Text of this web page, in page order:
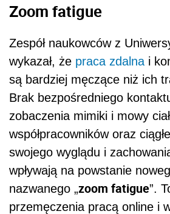
Zoom fatigue
Zespół naukowców z
wykazał, że praca zdalna i
są bardziej męczące niż ich
Brak bezpośredniego
zobaczenia mimiki i mowy
współpracowników oraz
swojego wyglądu i
wpływają na powstanie
nazwanego „zoom fatigue”.
przemęczenia pracą online i